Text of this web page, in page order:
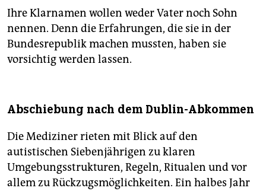
Ihre Klarnamen wollen weder Vater noch Sohn
nennen. Denn die Erfahrungen, die sie in der
Bundesrepublik machen mussten, haben sie
vorsichtig werden lassen.
Abschiebung nach dem Dublin-Abkommen
Die Mediziner rieten mit Blick auf den
autistischen Siebenjährigen zu klaren
Umgebungsstrukturen, Regeln, Ritualen und vor
allem zu Rückzugsmöglichkeiten. Ein halbes Jahr